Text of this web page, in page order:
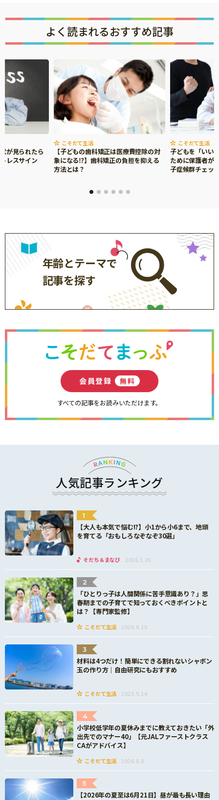
童書／書籍 等）の場合、対象商品部分を〇で囲ん
でご応募ください。
※ご応募で使用された購買証明は賞品の進呈が完
以下のような購買証明は無効になります。
• 上記①～⑤の必須項目が映っていない
• 写真がぼけていて、不鮮明 ※拡大しても文字情
報が見えない場合、無効となります。
• 書き込みや加工がされている ※個人情報の塗り
つぶし等は除く
• 折れたり、しわが多かったり、切られたりしてい
る
※購買証明のコピーや、スキャンデータは使用で
※なんらかの不正が発覚した場合、賞品をお返し
購買証明と、書籍裏表紙のISBNコードをセットに
して、写真におさめてアップロードしてくださ
い。
■レシートがないネット書店（Amazon、楽天ブ
ックス、ショップ学研＋など）でご購入頂いた場
合
書、明細書、領収書など）」をご用意ください。
・お手元の書類の中に、ISBNコードの記載がない
場合は、上記のように、裏表紙のISBNコードと一
緒にすべてを1枚の写真におさめて撮影してくださ
ャ画像でお送りください。
ださい。
・画像内にISBNコードがない場合は、2枚目以降
に補足画像として、ISBNコードが印字された裏表
紙をお送りください。
※書類内にご住所やクレジットカードの情報等が
印字されている場合は、塗りつぶす等の加工をし
て、見えないようにお送りください。
《応募に関する注意点》
※お一人様3口までのご応募とさせていただきま
す。また、同一商品でのご応募は1回までに限らせ
ていただきます。
※3口以上に相当する購買証明が撮影されている場
合も、受付は3口までとなります。
※割引の適用を受けてご購入された場合は、キャ
ンペーン対象外となります。なお、図書カードや
各書店のポイントを使用しての支払いでご購入は
問題ございません。
※個人のお客様のみご応募いただけます。学校・
塾単位でのご応募はご遠慮ください。
※日本国内の書店（ネット書店含む）での対象商
品のご購入が対象となります。中古でのご購入や
電子書籍、「10歳までに読みたい世界名作plus」
は対象外です。 ※同一の購買証明で繰り返し応募
された場合は、1回のご応募以外無効となります。
※商品のご購入代金と、ご応募、お問い合わせ時
にかかる通信料等は応募者様のご負担となりま
す。
※フィーチャーフォンではご応募いただけませ
よく読まれるおすすめ記事
が見られたら
レスサイン
こそだて生活
【子どもの歯科矯正は医療費控除の対
象になる⁉】歯科矯正の負担を抑える
方法とは？
こそだて生活
子どもを「いい
ために保護者が
子症候群チェッ
年齢とテーマで
記事を探す
会員登録 無料
すべての記事をお読みいただけます。
人気記事ランキング
1
【大人も本気で悩む!?】小1から小6まで、地頭
を育てる「おもしろなぞなぞ30選」
そだち＆まなび 2026.1.26
2
「ひとりっ子は人間関係に苦手意識あり？」思
春期までの子育てで知っておくべきポイントと
は？【専門家監修】
こそだて生活 2026.6.15
3
材料は4つだけ！簡単にできる割れないシャボン
玉の作り方｜自由研究にもおすすめ
こそだて生活 2023.5.14
4
小学校低学年の夏休みまでに教えておきたい「外
出先でのマナー40」【元JALファーストクラス
CAがアドバイス】
こそだて生活 2026.6.8
5
【2026年の夏至は6月21日】昼が最も長い理由